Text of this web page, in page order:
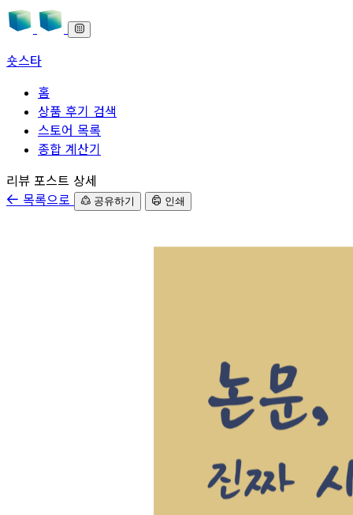
숏스타
홈
상품 후기 검색
스토어 목록
종합 계산기
본문으로 바로가기
리뷰 포스트 상세
목록으로
공유하기 인쇄